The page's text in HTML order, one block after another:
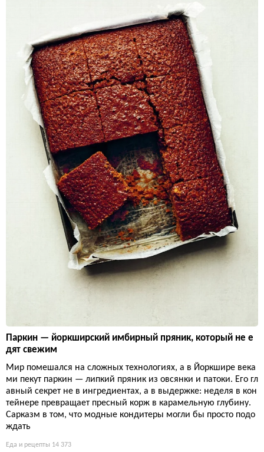
Паркин — йоркширский имбирный пряник, который не е
дят свежим
Мир помешался на сложных технологиях, а в Йоркшире века
ми пекут паркин — липкий пряник из овсянки и патоки. Его гл
авный секрет не в ингредиентах, а в выдержке: неделя в кон
тейнере превращает пресный корж в карамельную глубину.
Сарказм в том, что модные кондитеры могли бы просто подо
ждать
Еда и рецепты 14 373